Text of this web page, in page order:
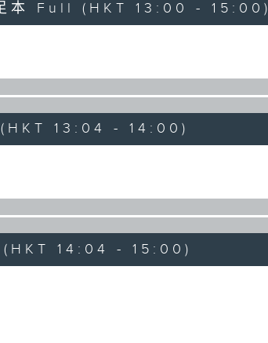
本 Full (HKT 13:00 - 15:00)
13:04 - 14:00)
(HKT 14:04 - 15:00)